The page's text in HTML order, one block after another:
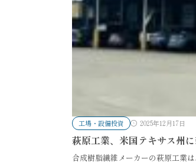
工場・設備投資 2025年12月17日
萩原工業、米国テキサス州
合成樹脂繊維メーカーの萩原工業